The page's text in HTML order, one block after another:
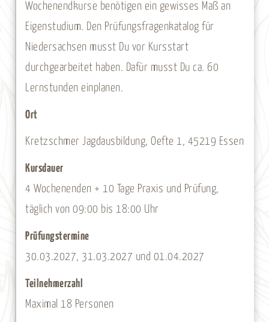
Wochenendkurse benötigen ein gewisses Maß an
Eigenstudium. Den Prüfungsfragenkatalog für
Niedersachsen musst Du vor Kursstart
durchgearbeitet haben. Dafür musst Du ca. 60
Lernstunden einplanen.
Ort
Kretzschmer Jagdausbildung, Oefte 1, 45219 Essen
Kursdauer
4 Wochenenden + 10 Tage Praxis und Prüfung,
täglich von 09:00 bis 18:00 Uhr
Prüfungstermine
30.03.2027, 31.03.2027 und 01.04.2027
Teilnehmerzahl
Maximal 18 Personen